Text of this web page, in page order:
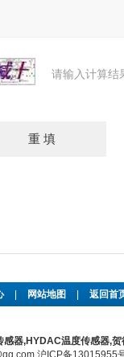
请输入计算结
网站地图 返回首
感器,HYDAC温度传感器,
沪ICP备13015955